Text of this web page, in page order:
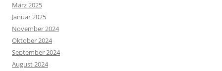
März 2025
Januar 2025
November 2024
Oktober 2024
September 2024
August 2024